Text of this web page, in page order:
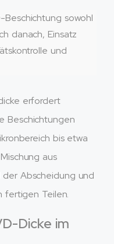
Beschichtung sowohl
danach, Einsatz
und
erfordert
Beschichtungen
bis etwa
aus
Abscheidung und
fertigen Teilen.
Dicke im